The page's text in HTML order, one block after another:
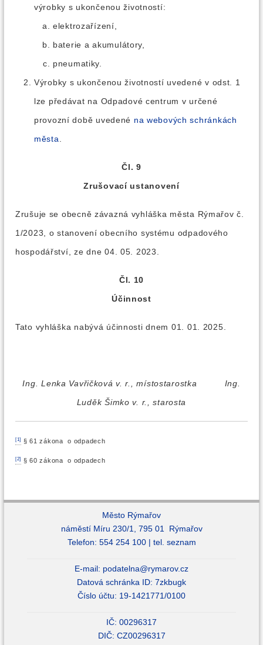
výrobky s ukončenou životností:
elektrozařízení,
baterie a akumulátory,
pneumatiky.
Výrobky s ukončenou životností uvedené v odst. 1
lze předávat na Odpadové centrum v určené
provozní době uvedené na webových schránkách
města
Čl. 9
Zrušovací ustanovení
Zrušuje se obecně závazná vyhláška města Rýmařov č.
1/2023, o stanovení obecního systému odpadového
hospodářství, ze dne 04. 05. 2023.
Čl. 10
Účinnost
Tato vyhláška nabývá účinnosti dnem 01. 01. 2025.
Ing. Lenka Vavřičková v. r., místostarostka Ing.
Luděk Šimko v. r., starosta
[1] § 61 zákona o odpadech
[2] § 60 zákona o odpadech
Město Rýmařov
náměstí Míru 230/1, 795 01 Rýmařov
Telefon: 554 254 100 | tel. seznam
E-mail: podatelna@rymarov.cz
Datová schránka ID: 7zkbugk
Číslo účtu: 19-1421771/0100
IČ: 00296317
DIČ: CZ00296317